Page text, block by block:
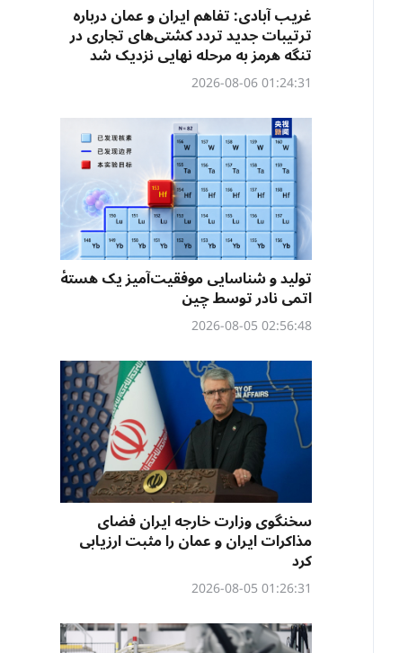
غریب آبادی: تفاهم ایران و عمان درباره
ترتیبات جدید تردد کشتی‌های تجاری در
تنگه هرمز به مرحله نهایی نزدیک شد
01:24:31 2026-08-06
تولید و شناسایی موفقیت‌آمیز یک هستهٔ
اتمی نادر توسط چین
02:56:48 2026-08-05
سخنگوی وزارت خارجه ایران فضای
مذاکرات ایران و عمان را مثبت ارزیابی
کرد
01:26:31 2026-08-05